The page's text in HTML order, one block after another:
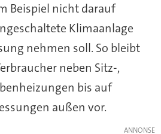
Beispiel nicht darauf
Klimaanlage
nehmen soll. So bleibt
neben Sitz-,
bis auf
außen vor.